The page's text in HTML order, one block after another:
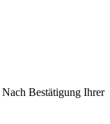
Nach Bestätigung Ihrer